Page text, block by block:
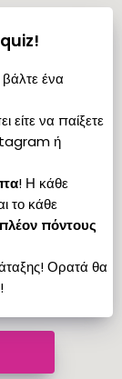
ένα
είτε να παίξετε
ή
! Η κάθε
το κάθε
πόντους
Ορατά θα